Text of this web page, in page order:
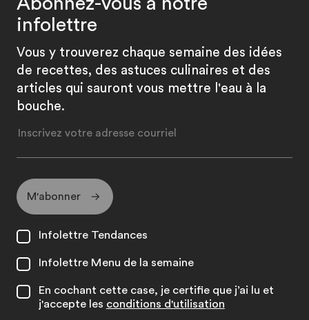
infolettre
Vous y trouverez chaque semaine des idées
de recettes, des astuces culinaires et des
articles qui sauront vous mettre l'eau à la
bouche.
M'abonner
Infolettre Tendances
Infolettre Menu de la semaine
En cochant cette case, je certifie que j’ai lu et
j'accepte les conditions d'utilisation